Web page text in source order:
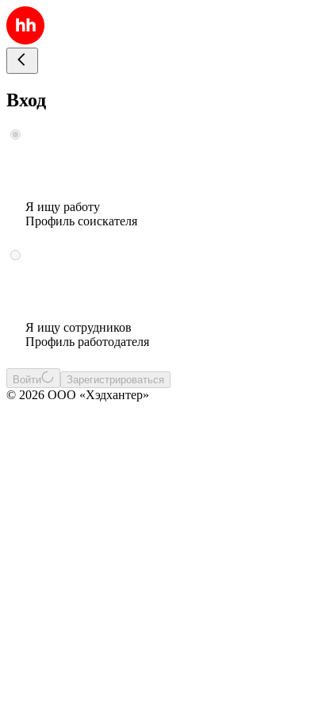
Вход
Я ищу работу
Профиль соискателя
Я ищу сотрудников
Профиль работодателя
Войти Зарегистрироваться
© 2026 ООО «Хэдхантер»